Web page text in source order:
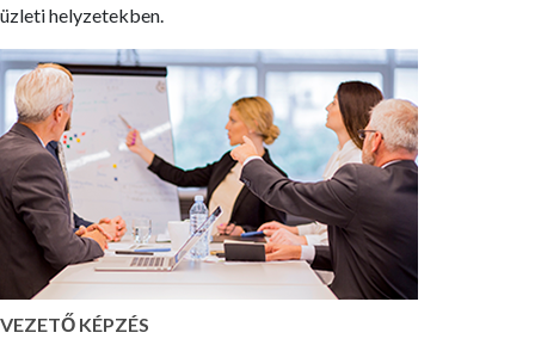
üzleti helyzetekben.
VEZETŐ KÉPZÉS